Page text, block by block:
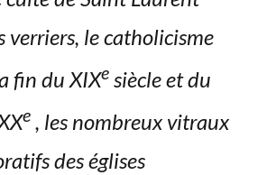
verriers, le catholicisme
fin du XIXesiècle et du
e, les nombreux vitraux
des églises